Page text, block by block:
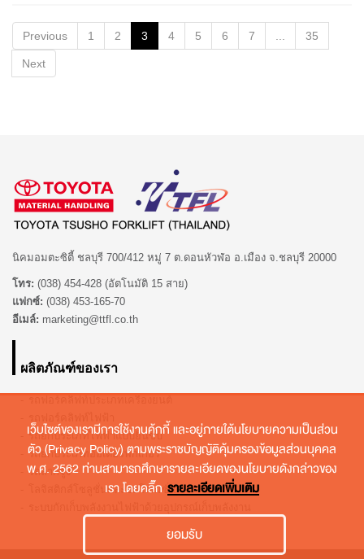
Previous 1 2 3 4 5 6 7 35
Next
นิคมอมตะซิตี้ ชลบุรี 700/412 หมู่ 7 ต.ดอนหัวฬ่อ อ.เมือง จ.ชลบุรี 20000
โทร: (038) 454-428 (อัตโนมัติ 15 สาย)
แฟกซ์: (038) 453-165-70
อีเมล์: marketing@ttfl.co.th
ผลิตภัณฑ์ของเรา
รถยกประเภทไฟฟ้าแบบยืนขับ
รถยกประเภทออเดอร์พิกเกอร์
รถลากจูง
โลจิสติกส์โซลูชั่นและออโตเมชั่น
เว็บไซต์ของเรามีการใช้งานคุ้กกี้ และอยู่ภายใต้นโยบายความเป็นส่วน
ตัว (Privacy Policy) ตามพระราชบัญญัติคุ้มครองข้อมูลส่วนบุคคล
พ.ศ. 2562 ท่านสามารถศึกษารายละเอียดของนโยบายดังกล่าวของ
เรา โดยคลิ๊ก รายละเอียดเพิ่มเติม
ยอมรับ